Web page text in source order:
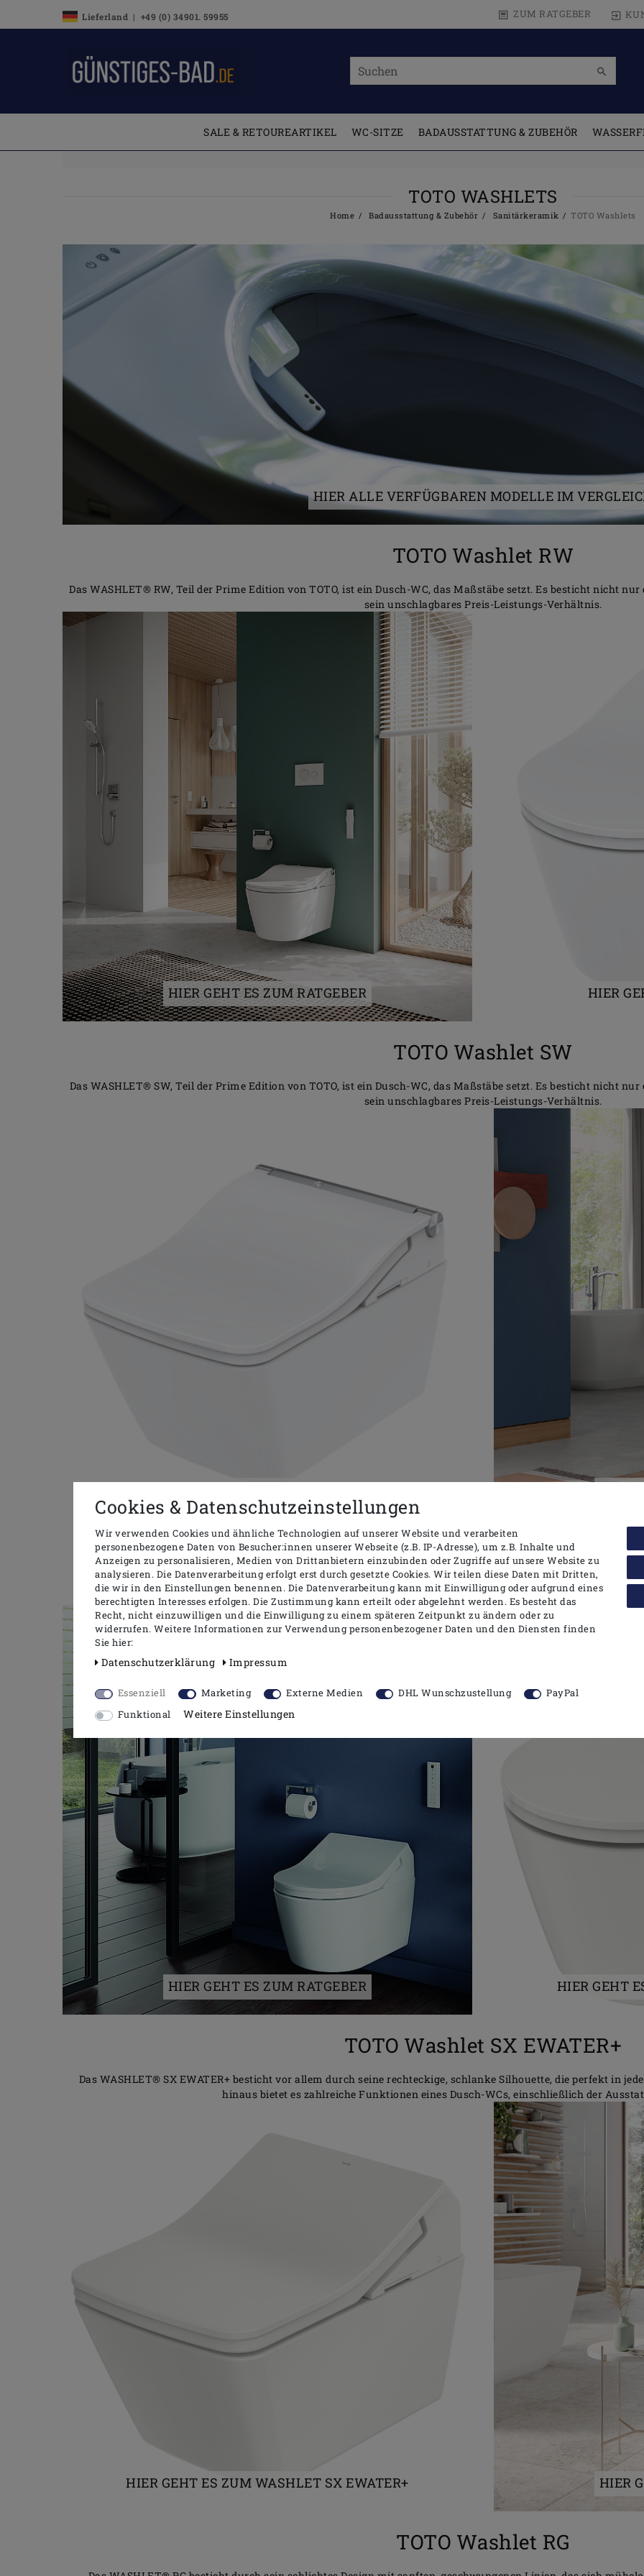
Lieferland | +49 (0) 34901. 59955 ZUM RATGEBER
SALE & RETOUREARTIKEL WC-SITZE BADAUSSTATTUNG & ZUBEHÖR
TOTO WASHLETS
Home Badausstattung & Zubehör Sanitärkeramik TOTO Washlets
HIER ALLE VERFÜGBAREN MODELLE IM
TOTO Washlet RW
Das WASHLET® RW, Teil der Prime Edition von TOTO, ist ein Dusch-WC, das Maßstäbe setzt. Es besticht nicht
sein unschlagbares Preis-Leistungs-Verhältnis.
HIER GEHT ES ZUM RATGEBER HIER
TOTO Washlet SW
Das WASHLET® SW, Teil der Prime Edition von TOTO, ist ein Dusch-WC, das Maßstäbe setzt. Es besticht nicht
sein unschlagbares Preis-Leistungs-Verhältnis.
TOTO Washlet RX EWATER+
Das WASHLET® RX EWATER+ überzeugt vor allem durch seine runde, schlanke Silhouette, wodurch es in jede
überzeugt es durch die zahlreichen Funktionen, welche es als Dusch-WC mit sich bringt,
HIER GEHT ES ZUM RATGEBER HIER GEHT
TOTO Washlet SX EWATER+
Das WASHLET® SX EWATER+ besticht vor allem durch seine rechteckige, schlanke Silhouette, die perfekt in
hinaus bietet es zahlreiche Funktionen eines Dusch-WCs, einschließlich der
HIER GEHT ES ZUM WASHLET SX EWATER+ HIER
TOTO Washlet RG
Cookies & Datenschutzeinstellungen
Wir verwenden Cookies und ähnliche Technologien auf unserer Website und verarbeiten
personenbezogene Daten von Besucher:innen unserer Webseite (z.B. IP-Adresse), um z.B. Inhalte und
Anzeigen zu personalisieren, Medien von Drittanbietern einzubinden oder Zugriffe auf unsere Website zu
analysieren. Die Datenverarbeitung erfolgt erst durch gesetzte Cookies. Wir teilen diese Daten mit Dritten,
die wir in den Einstellungen benennen. Die Datenverarbeitung kann mit Einwilligung oder aufgrund eines
berechtigten Interesses erfolgen. Die Zustimmung kann erteilt oder abgelehnt werden. Es besteht das
Recht, nicht einzuwilligen und die Einwilligung zu einem späteren Zeitpunkt zu ändern oder zu
widerrufen. Weitere Informationen zur Verwendung personenbezogener Daten und den Diensten finden
Sie hier:
Daten­schutz­erklärung Impressum
Essenziell Marketing Externe Medien DHL Wunschzustellung
PayPal
Funktional
Weitere Einstellungen